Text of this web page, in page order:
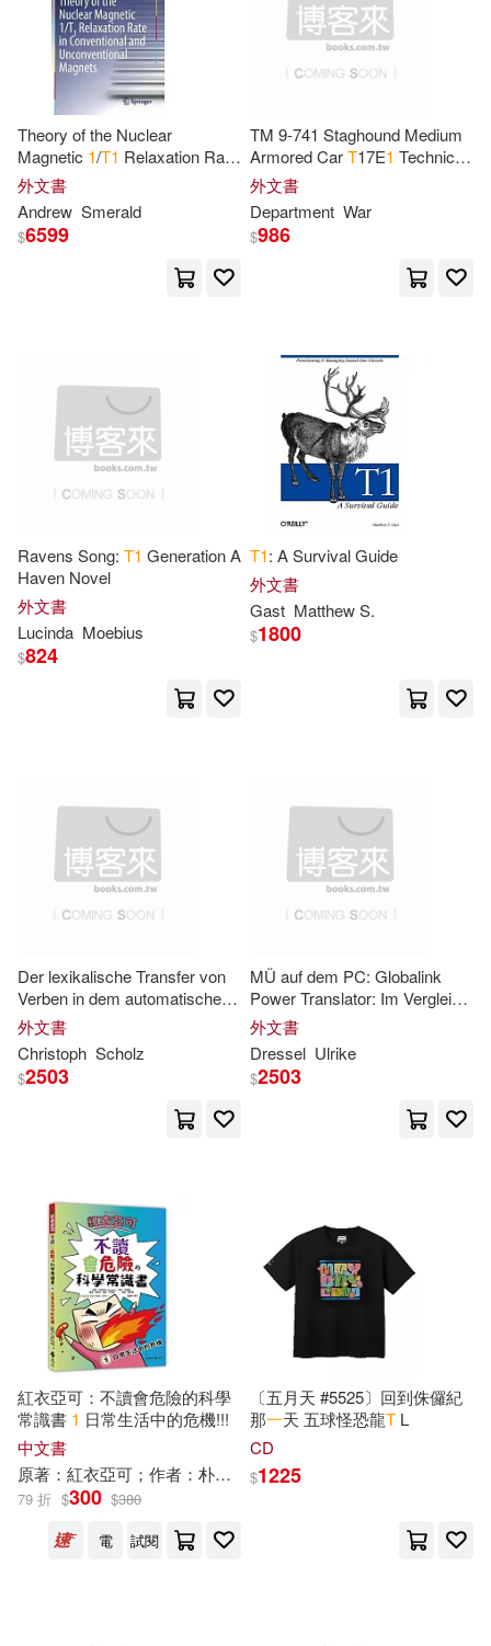
Kriegerin(3)
Littlefield(3) Louis(3)
Lynessa(3) Lété(3)
Manning(3)
Mike(3)
Moore(3) Mountainbike(3)
Nathalie Lété(3)
Osmmess(3) Paletto(3)
Pb Funny(3)
Philippe(3) Publications(3)
Robert(3) Roberts(3)
Samuel Taylor 1772-1834(3)
Scott(3) Staalesen(3)
Stephen(3)
Steven(3) Stop(3)
Swan(3) Teresa(3)
Valentine(3) Warren(3)
Mascot Label Group(1)
McGraw-Hill(1)
Millbrook Pr(1)
Naive Auvidis(1)
New Amer Library(1)
Northern Flowers(影音進倉)(1)
Oni Pr(1) Opus111(1)
Peachpit Pr(1)
Pearson College Div(1)
Philips(1) Prentice Hall(1)
S.M. Entertainment(1)
Scholastic Library Pub(1)
School Specialty Pub(1)
Silver Dolphin(1)
Sterling Pub Co Inc(1)
TACET(1) TOSHIBA EMI(1)
Tate Pub & Enterprises Llc(1)
Tilis Pub(1) Tokyopop(1)
Trafalgar Square Books(1)
Theory of the Nuclear
Magnetic 1/T1 Relaxation Rate
in Conventional and
Unconventional Magnets:
Doctoral Thesis
外文書
Andrew Smerald
$6599
TM 9-741 Staghound Medium
Armored CarT17E1 Technical
Manual
外文書
Department War
$986
Ravens Song: T1 Generation A
Haven Novel
外文書
Lucinda Moebius
$824
T1: A Survival Guide
外文書
Gast Matthew S.
$1800
Der lexikalische Transfer von
Verben in dem automatischen
Übersetzungssystem
外文書
Christoph Scholz
$2503
MÜ auf dem PC: Globalink
Power Translator: Im Vergleich
mit Langenscheidts
PONS Personal Translator
外文書
Dressel Ulrike
$2503
紅衣亞可：不讀會危險的科學
常識書 1 日常生活中的危機!!!
中文書
原著：紅衣亞可；作者：朴鍾恩
施孝臻
79 折 $300 $380
電
試閱
〔五月天 #5525〕回到侏儸紀
那一天 五球怪恐龍T L
CD
$1225